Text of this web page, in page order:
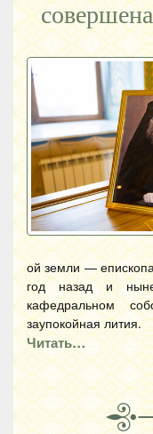
ой земли —
год назад и ныне
кафедральном
заупокойная лития.
Читать…